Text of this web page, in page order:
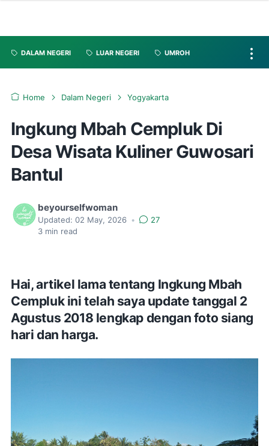
DALAM NEGERI LUAR NEGERI UMROH
Home Dalam Negeri Yogyakarta
Ingkung Mbah Cempluk Di
Desa Wisata Kuliner Guwosari
Bantul
beyourselfwoman
Updated: 02 May, 2026 •
27
3 min read
Hai, artikel lama tentang Ingkung Mbah
Cempluk ini telah saya update tanggal 2
Agustus 2018 lengkap dengan foto siang
hari dan harga.